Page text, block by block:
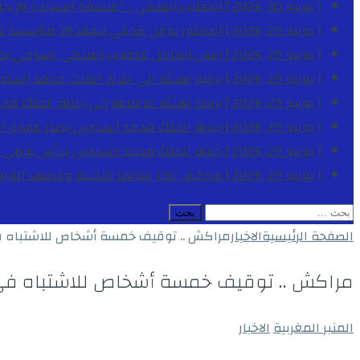
[ يوليو 30, 2026 ]
الخطاب الملكي .. “فلسفة السيادة
[ يوليو 29, 2026 ]
الدكتور نوفل كديلي يتفقد 39 مؤسسة تعليمية بجهة الدار البيضاء-سطات خلال الموسم الدراسي 2025-2026
[ يوليو 29, 2026 ]
النص الكامل للخطاب الملكي السامي بمناسبة الذكرى
[ يوليو 29, 2026 ]
برقية تهنئة الى جلالة الملك محمد
[ يوليو 29, 2026 ]
برقية تهنئة مرفوعة إلى جلالة الملك
[ يوليو 29, 2026 ]
جلالة الملك محمد السادس يصدر عفوه السامي على 1788 شخصا
[ يوليو 29, 2026 ]
جلالة الملك محمد السادس يترأس
[ يوليو 29, 2026 ]
مراكش تعزز بنياتها التحتية وعرضها
البحث
عن:
الصفحة الرئيسيةالاخبارمراكش .. توقيف خمسة أشخاص للاشتباه
مراكش .. توقيف خمسة أشخاص للاشتباه في
المنبر المغربيةالاخبار